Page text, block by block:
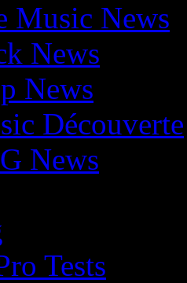
Music News
News
News
Découverte
News
Tests